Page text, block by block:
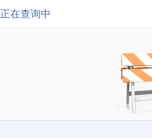
正在查询中